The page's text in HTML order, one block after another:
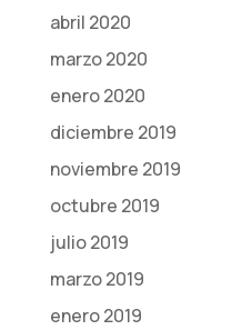
abril 2020
marzo 2020
enero 2020
diciembre 2019
noviembre 2019
octubre 2019
julio 2019
marzo 2019
enero 2019